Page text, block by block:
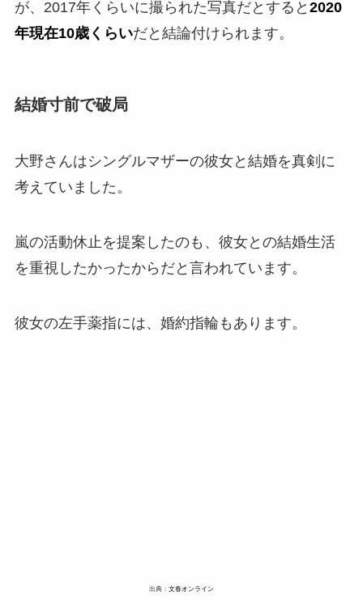
が、2017年くらいに撮られた写真だとすると 2020
年現在10歳くらいだと結論付けられます。
結婚寸前で破局
大野さんはシングルマザーの彼女と結婚を真剣に
考えていました。
嵐の活動休止を提案したのも、彼女との結婚生活
を重視したかったからだと言われています。
彼女の左手薬指には、婚約指輪もあります。
出典： 文春オンライン